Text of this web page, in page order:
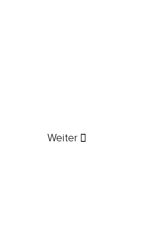
Weiter